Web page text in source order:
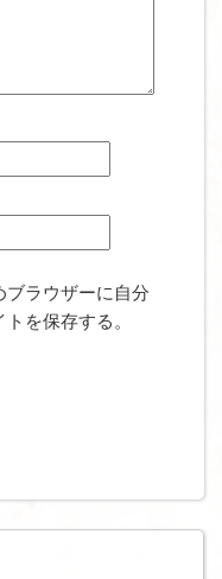
ブラウザーに自分
を保存する。